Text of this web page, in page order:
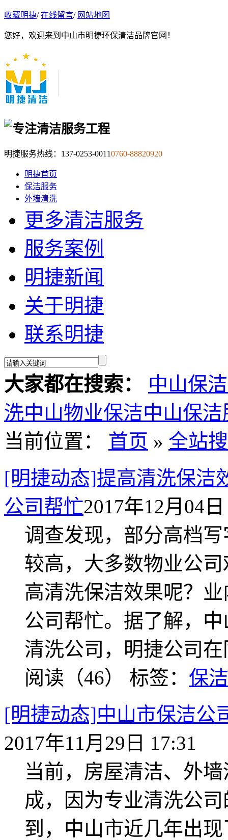
收藏明捷/在线留言/ 网站地图
您好，欢迎来到中山市明捷环保清洁品牌官网！
明捷服务热线： 137-0253-00110760-88820920
明捷首页
保洁服务
外墙清洗
更多清洁服务
服务案例
明捷新闻
关于明捷
联系明捷
大家都在搜索：
中山保
洗中山物业保洁中山保
当前位置：
首页 » 全站
[明捷动态]提高清洗保洁
公司帮忙2017年12月04
调查发现，部分高档
较高，大多数物业公
高清洗保洁效果呢？
公司帮忙。据了解，
清洗公司，明捷公司
阅读（46） 标签： 保
[明捷动态]中山市保洁公
2017年11月29日 17:31
当前，房屋清洁、外
成，因为专业清洗公
到，中山市近几年出